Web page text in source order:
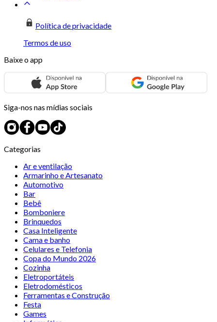
Política de privacidade
Termos de uso
Baixe o app
Siga-nos nas mídias sociais
Categorias
Ar e ventilação
Armarinho e Artesanato
Automotivo
Bar
Bebê
Bomboniere
Brinquedos
Casa Inteligente
Cama e banho
Celulares e Telefonia
Copa do Mundo 2026
Cozinha
Eletroportáteis
Eletrodomésticos
Ferramentas e Construção
Festa
Games